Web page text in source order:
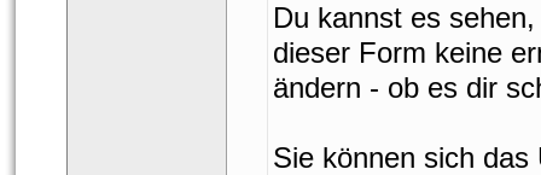
Du kannst es
dieser Form keine
ändern - ob es dir
Sie können sich